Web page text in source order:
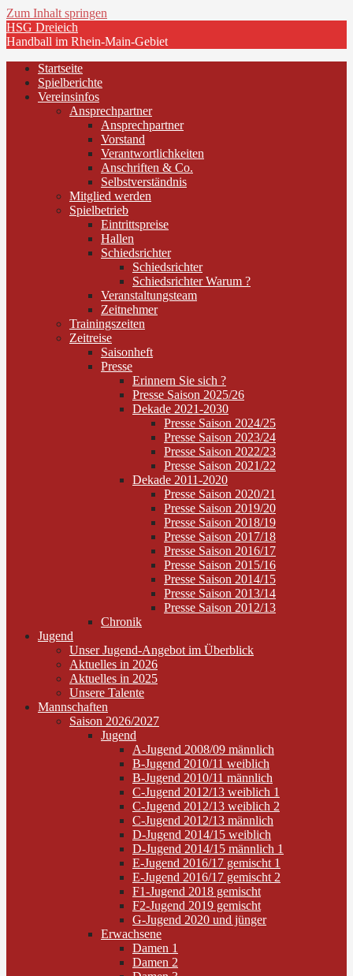
Zum Inhalt springen
HSG Dreieich
Handball im Rhein-Main-Gebiet
Startseite
Spielberichte
Vereinsinfos
Ansprechpartner
Ansprechpartner
Vorstand
Verantwortlichkeiten
Anschriften & Co.
Selbstverständnis
Mitglied werden
Spielbetrieb
Eintrittspreise
Hallen
Schiedsrichter
Schiedsrichter
Schiedsrichter Warum ?
Veranstaltungsteam
Zeitnehmer
Trainingszeiten
Zeitreise
Saisonheft
Presse
Erinnern Sie sich ?
Presse Saison 2025/26
Dekade 2021-2030
Presse Saison 2024/25
Presse Saison 2023/24
Presse Saison 2022/23
Presse Saison 2021/22
Dekade 2011-2020
Presse Saison 2020/21
Presse Saison 2019/20
Presse Saison 2018/19
Presse Saison 2017/18
Presse Saison 2016/17
Presse Saison 2015/16
Presse Saison 2014/15
Presse Saison 2013/14
Presse Saison 2012/13
Chronik
Jugend
Unser Jugend-Angebot im Überblick
Aktuelles in 2026
Aktuelles in 2025
Unsere Talente
Mannschaften
Saison 2026/2027
Jugend
A-Jugend 2008/09 männlich
B-Jugend 2010/11 weiblich
B-Jugend 2010/11 männlich
C-Jugend 2012/13 weiblich 1
C-Jugend 2012/13 weiblich 2
C-Jugend 2012/13 männlich
D-Jugend 2014/15 weiblich
D-Jugend 2014/15 männlich 1
E-Jugend 2016/17 gemischt 1
E-Jugend 2016/17 gemischt 2
F1-Jugend 2018 gemischt
F2-Jugend 2019 gemischt
G-Jugend 2020 und jünger
Erwachsene
Damen 1
Damen 2